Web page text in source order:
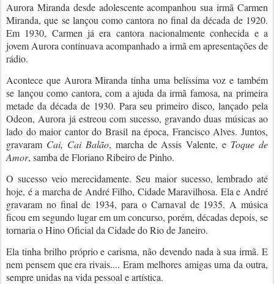
Aurora Miranda desde adolescente acompanhou sua irmã Carmen
Miranda, que se lançou como cantora no final da década de 1920.
Em 1930, Carmen já era cantora nacionalmente conhecida e a
jovem Aurora continuava acompanhado a irmã em apresentações de
rádio.
Acontece que Aurora Miranda tinha uma belíssima voz e também
se lançou como cantora, com a ajuda da irmã famosa, na primeira
metade da década de 1930. Para seu primeiro disco, lançado pela
Odeon, Aurora já estreou com sucesso, gravando duas músicas ao
lado do maior cantor do Brasil na época, Francisco Alves. Juntos,
gravaram Cai, Cai Balão, marcha de Assis Valente, e Toque de
Amor, samba de Floriano Ribeiro de Pinho.
O sucesso veio merecidamente. Seu maior sucesso, lembrado até
hoje, é a marcha de André Filho, Cidade Maravilhosa. Ela e André
gravaram no final de 1934, para o Carnaval de 1935. A música
ficou em segundo lugar em um concurso, porém, décadas depois, se
tornaria o Hino Oficial da Cidade do Rio de Janeiro.
Ela tinha brilho próprio e carisma, não devendo nada à sua irmã. E
nem pensem que era rivais.... Eram melhores amigas uma da outra,
sempre unidas na vida pessoal e artística.